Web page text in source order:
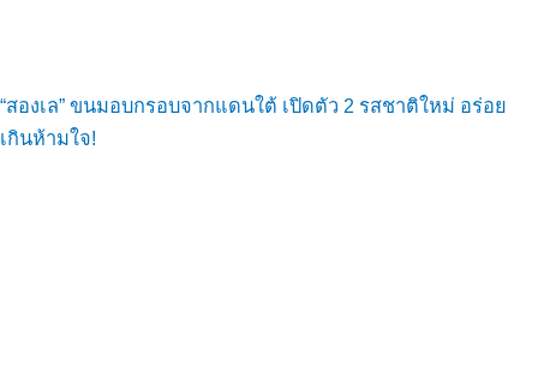
“สองเล” ขนมอบกรอบจากแดนใต้ เปิดตัว 2 รสชาติใหม่ อร่อย
เกินห้ามใจ!